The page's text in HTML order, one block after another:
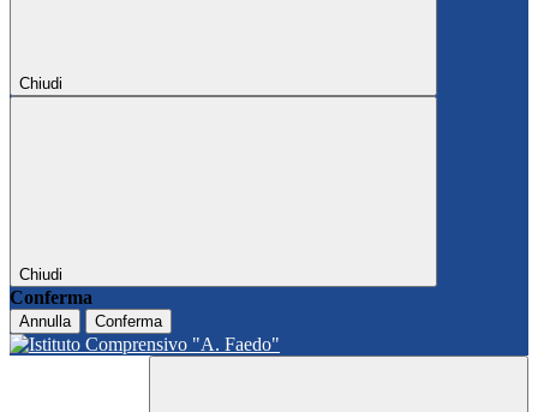
Chiudi
Chiudi
Conferma
Annulla Conferma